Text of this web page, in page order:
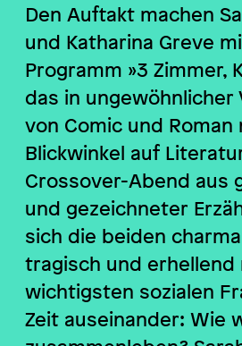
Den Auftakt machen
und Katharina Greve
Programm »3 Zimmer,
das in ungewöhnlicher
von Comic und Roman
Blickwinkel auf
Crossover-Abend aus
und gezeichneter
sich die beiden
tragisch und
wichtigsten sozialen
Zeit auseinander: Wie